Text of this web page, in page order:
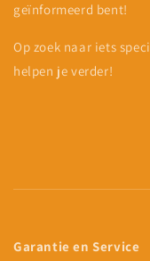
geïnformeerd bent!
Op zoek naar iets
helpen je verder!
Garantie en Service